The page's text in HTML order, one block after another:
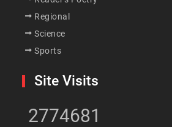
Regional
Science
Sports
Site Visits
2774681